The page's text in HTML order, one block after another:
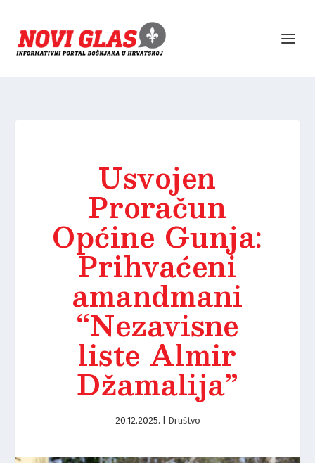
Usvojen
Proračun
Općine Gunja:
Prihvaćeni
amandmani
“Nezavisne
liste Almir
Džamalija”
20.12.2025. Društvo